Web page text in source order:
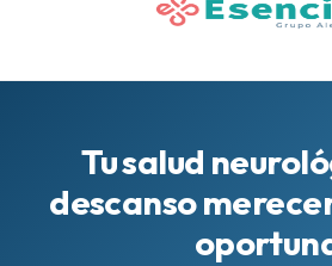
Tu salud
descanso